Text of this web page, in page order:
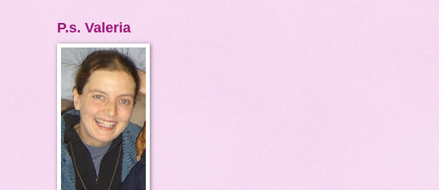
P.s. Valeria